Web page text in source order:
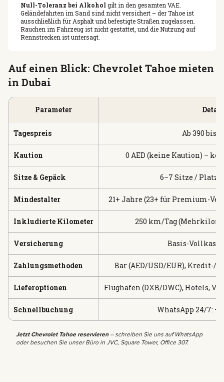
Null-Toleranz bei Alkohol gilt in den gesamten VAE.
Geländefahrten im Sand sind nicht versichert – der Tahoe ist
ausschließlich für Asphalt und befestigte Straßen zugelassen.
Rauchen im Fahrzeug ist nicht gestattet, und die Nutzung auf
Rennstrecken ist untersagt.
Auf einen Blick: Chevrolet Tahoe mieten
in Dubai
Parameter
Tagespreis Ab 390 bis
Kaution 0 AED (keine Kaution) –
Sitze & Gepäck 6–7 Sitze / Platz
Mindestalter 21+ Jahre (23+ für Premium-
Inkludierte Kilometer 250 km/Tag
Versicherung Basis-
Zahlungsmethoden Bar (AED/USD/EUR), Kredit-/
Lieferoptionen Flughafen (DXB/DWC), Hotels,
Schnellbuchung WhatsApp 24/7:
Jetzt Chevrolet Tahoe reservieren– schreiben Sie uns auf WhatsApp
oder besuchen Sie unser Büro in JVC, Square Tower, Office 307.